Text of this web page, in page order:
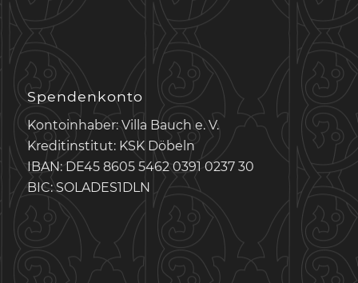
Spendenkonto
Kontoinhaber: Villa Bauch e. V.
Kreditinstitut: KSK Döbeln
IBAN: DE45 8605 5462 0391 0237 30
BIC: SOLADES1DLN